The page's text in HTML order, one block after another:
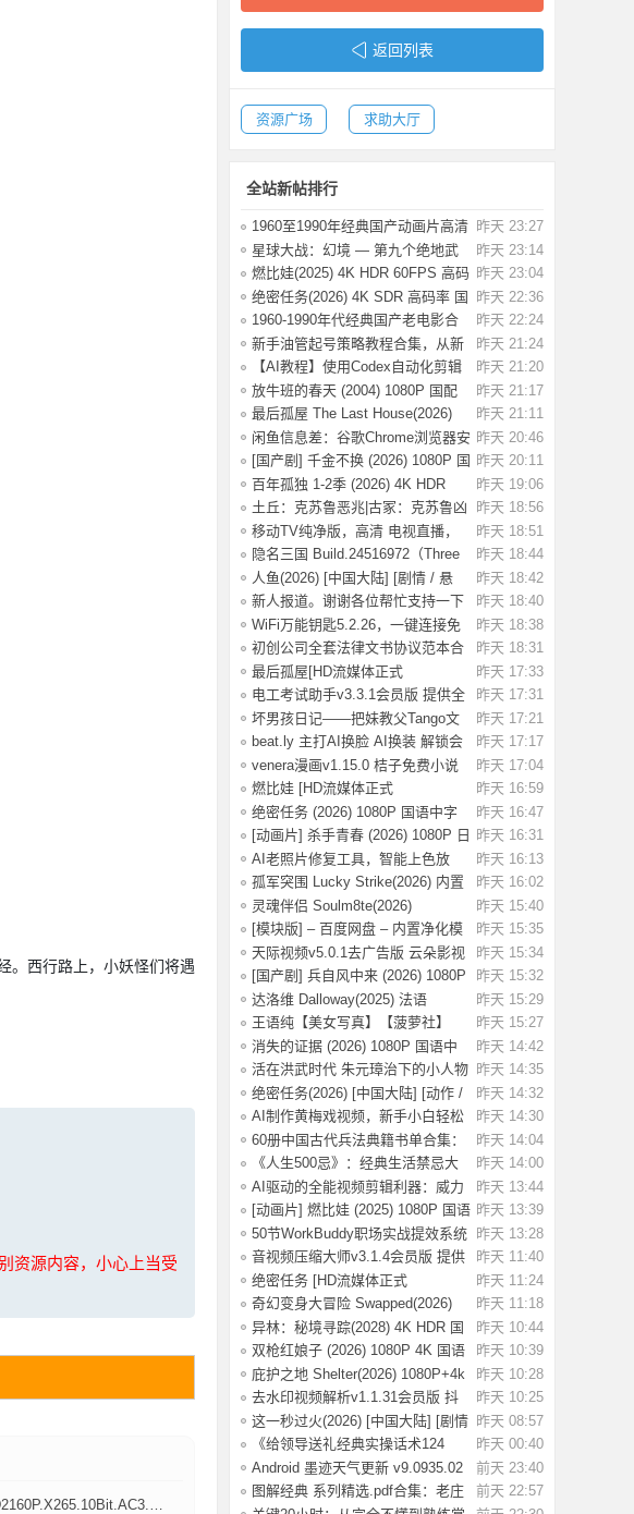
西行路上，小妖怪们将遇
资源内容，小心上当受
ENG.JKYY[11G]
返回列表
资源广场 求助大厅
全站新帖排行
昨天 23:27
1960至1990年经典国产动画片高清
大合集【6.
昨天 23:14
星球大战：幻境 — 第九个绝地武
士 4K HDR
昨天 23:04
燃比娃(2025) 4K HDR 60FPS 高码
国语中字
昨天 22:36
绝密任务(2026) 4K SDR 高码率 国
语中字【2
昨天 22:24
1960-1990年代经典国产老电影合
集 高清修复
昨天 21:24
新手油管起号策略教程合集，从新
手入门到精
昨天 21:20
【AI教程】使用Codex自动化剪辑
AI短视频，A
昨天 21:17
放牛班的春天 (2004) 1080P 国配
国语法语
昨天 21:11
最后孤屋 The Last House(2026)
[英国 / 法
昨天 20:46
闲鱼信息差：谷歌Chrome浏览器安
装包（附教
昨天 20:11
[国产剧] 千金不换 (2026) 1080P 国
语中字
昨天 19:06
百年孤独 1-2季 (2026) 4K HDR
1080P 内
昨天 18:56
土丘：克苏鲁恶兆|古冢：克苏鲁凶
兆 Build.
昨天 18:51
移动TV纯净版，高清 电视直播，
极速版！
昨天 18:44
隐名三国 Build.24516972（Three
Kingdoms
昨天 18:42
人鱼(2026) [中国大陆] [剧情 / 悬
疑] 汉语
昨天 18:40
新人报道。谢谢各位帮忙支持一下
昨天 18:38
WiFi万能钥匙5.2.26，一键连接免
费WiFi，解
昨天 18:31
初创公司全套法律文书协议范本合
同模板合集
昨天 17:33
最后孤屋[HD流媒体正式
版]The.Last.House.2
昨天 17:31
电工考试助手v3.3.1会员版 提供全
面的学习
昨天 17:21
坏男孩日记——把妹教父Tango文
集.pdf，当
昨天 17:17
beat.ly 主打AI换脸 AI换装 解锁会
员版
昨天 17:04
venera漫画v1.15.0 桔子免费小说
v1.1.8书
昨天 16:59
燃比娃 [HD流媒体正式
版]A.Story.About.Fir
昨天 16:47
绝密任务 (2026) 1080P 国语中字
[0.8G]
昨天 16:31
[动画片] 杀手青春 (2026) 1080P 日
语中字
昨天 16:13
AI老照片修复工具，智能上色放
大，一键还原
昨天 16:02
孤军突围 Lucky Strike(2026) 内置
简英 4K
昨天 15:40
灵魂伴侣 Soulm8te(2026)
【4K.DV.HDR】【
昨天 15:35
[模块版] – 百度网盘 – 内置净化模
块 –
昨天 15:34
天际视频v5.0.1去广告版 云朵影视
v1.9.0去
昨天 15:32
[国产剧] 兵自风中来 (2026) 1080P
国语中
昨天 15:29
达洛维 Dalloway(2025) 法语
1080P 【3.2G
昨天 15:27
王语纯【美女写真】【菠萝社】
【51P】
昨天 14:42
消失的证据 (2026) 1080P 国语中
字 [1.09G]
昨天 14:35
活在洪武时代 朱元璋治下的小人物
命运
昨天 14:32
绝密任务(2026) [中国大陆] [动作 /
战争 /
昨天 14:30
AI制作黄梅戏视频，新手小白轻松
赚取收益
昨天 14:04
60册中国古代兵法典籍书单合集：
绝版古代兵
昨天 14:00
《人生500忌》：经典生活禁忌大
全
昨天 13:44
AI驱动的全能视频剪辑利器：威力
导演v24.6.
昨天 13:39
[动画片] 燃比娃 (2025) 1080P 国语
中字 [0
昨天 13:28
50节WorkBuddy职场实战提效系统
课：掌握效
昨天 11:40
音视频压缩大师v3.1.4会员版 提供
高效的音
昨天 11:24
绝密任务 [HD流媒体正式
版]Operation.Black
昨天 11:18
奇幻变身大冒险 Swapped(2026)
[1080P] [中
昨天 10:44
异林：秘境寻踪(2028) 4K HDR 国
语中字【1.
昨天 10:39
双枪红娘子 (2026) 1080P 4K 国语
中字 [1.7
昨天 10:28
庇护之地 Shelter(2026) 1080P+4k
中英双字
昨天 10:25
去水印视频解析v1.1.31会员版 抖
音等平台无
昨天 08:57
这一秒过火(2026) [中国大陆] [剧情
/ 爱情
昨天 00:40
《给领导送礼经典实操话术124
条》：不踩红
前天 23:40
Android 墨迹天气更新 v9.0935.02
去广告解
前天 22:57
图解经典 系列精选.pdf合集：老庄